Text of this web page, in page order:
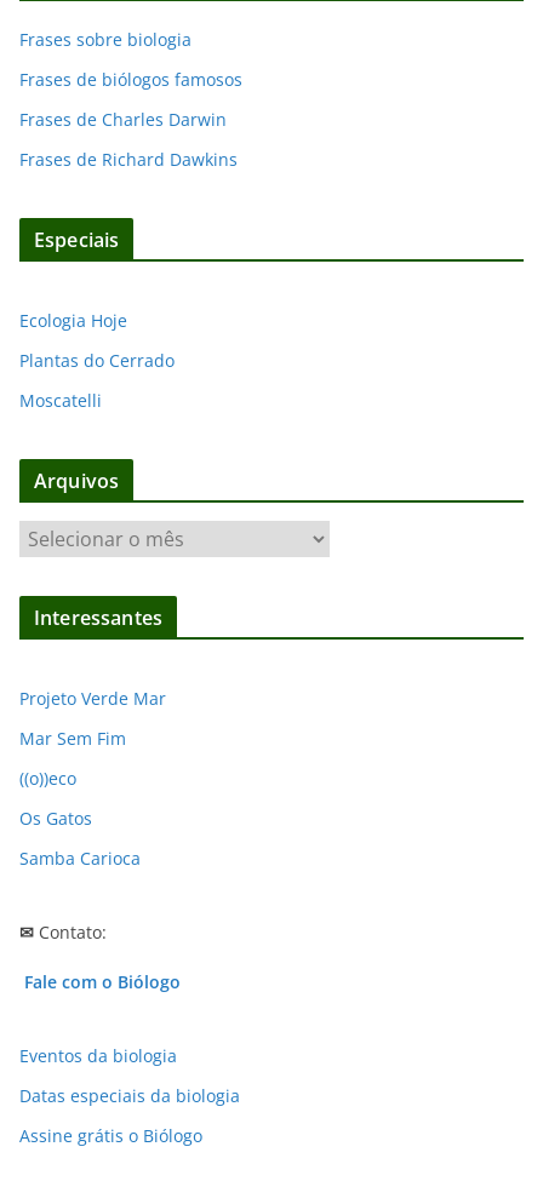
Frases sobre biologia
Frases de biólogos famosos
Frases de Charles Darwin
Frases de Richard Dawkins
Especiais
Ecologia Hoje
Plantas do Cerrado
Moscatelli
Arquivos
r
q
s
Interessantes
Projeto Verde Mar
Mar Sem Fim
((o))eco
Os Gatos
Samba Carioca
✉ Contato:
Fale com o Biólogo
Eventos da biologia
Datas especiais da biologia
Assine grátis o Biólogo